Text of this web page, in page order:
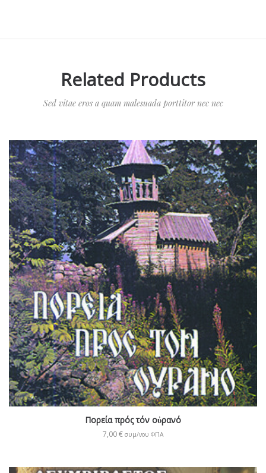
Related Products
Sed vitae eros a quam malesuada porttitor nec nec
Πορεία πρός τόν οὐρανό
7,00€ συμ/νου ΦΠΑ